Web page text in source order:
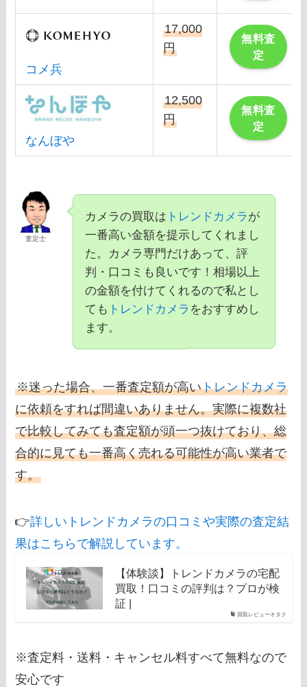
コメ兵
17,000
円
無料査
定
なんぼや
12,500
円
無料査
定
査定士
カメラの買取は トレンドカメラ が
一番高い金額を提示してくれまし
た。カメラ専門だけあって、評
判・口コミも良いです！相場以上
の金額を付けてくれるので私とし
ても トレンドカメラ をおすすめし
ます。
※迷った場合、一番査定額が高いトレンドカメラ
に依頼をすれば間違いありません。実際に複数社
で比較してみても査定額が頭一つ抜けており、総
合的に見ても一番高く売れる可能性が高い業者で
す。
👉詳しいトレンドカメラの口コミや実際の査定結
果はこちらで解説しています。
買取レビューオタク
【体験談】トレンドカメラの宅配
買取！口コミの評判は？プロが検
証 |
※査定料・送料・キャンセル料すべて無料なので
安心です